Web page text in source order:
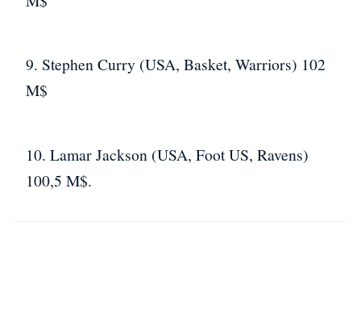
9. Stephen Curry (USA, Basket, Warriors) 102
M$
10. Lamar Jackson (USA, Foot US, Ravens)
100,5 M$.